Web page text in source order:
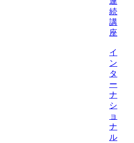
続
講
座
イ
ン
タ
ー
ナ
シ
ョ
ナ
ル